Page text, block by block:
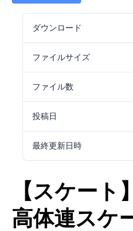
ダウンロード
ファイルサイズ
ファイル数
投稿日
最終更新日時
【スケート
高体連スケ